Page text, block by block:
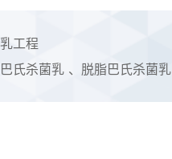
工程
氏杀菌乳 、脱脂巴氏杀菌乳